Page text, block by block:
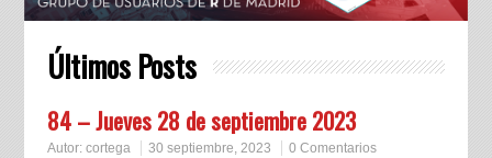
Últimos Posts
84 – Jueves 28 de septiembre 2023
Autor: cortega 30 septiembre, 2023 0 Comentarios